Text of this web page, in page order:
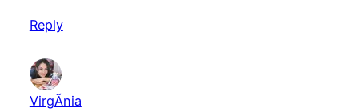
Reply
VirgÃ­nia